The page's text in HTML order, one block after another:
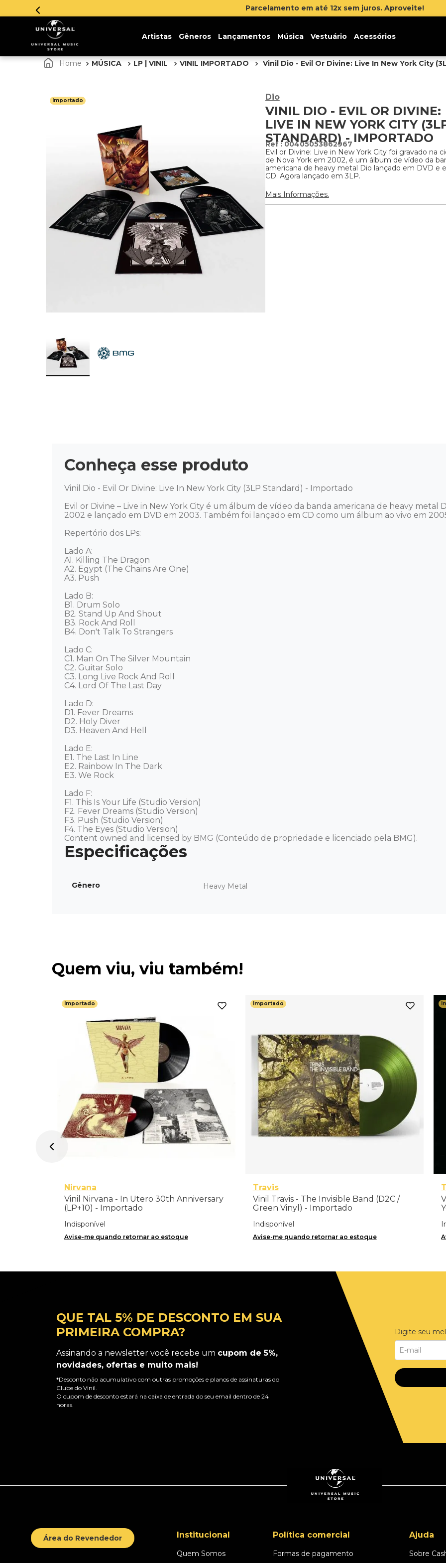
Parcelamento em até 12x sem juros. Aproveite!
Artistas Gêneros Lançamentos Música Vestuário Acessórios
MÚSICA LP | VINIL VINIL IMPORTADO Vinil Dio - Evil Or Divine: Live In New York City
Importado Dio
VINIL DIO - EVIL OR DIVINE:
LIVE IN NEW YORK CITY
STANDARD) - IMPORTADO
:00405053862967
Evil or Divine: Live in New York City foi gravado na
de Nova York em 2002, é um álbum de vídeo da
americana de heavy metal Dio lançado em DVD e
CD. Agora lançado em 3LP.
Mais Informações.
Conheça esse produto
Vinil Dio - Evil Or Divine: Live In New York City (3LP Standard) - Importado
Evil or Divine – Live in New York City é um álbum de vídeo da banda americana de heavy metal
2002 e lançado em DVD em 2003. Também foi lançado em CD como um álbum ao vivo em
Repertório dos LPs:
Lado A:
A1. Killing The Dragon
A2. Egypt (The Chains Are One)
A3. Push
Lado B:
B1. Drum Solo
B2. Stand Up And Shout
B3. Rock And Roll
B4. Don't Talk To Strangers
Lado C:
C1. Man On The Silver Mountain
C2. Guitar Solo
C3. Long Live Rock And Roll
C4. Lord Of The Last Day
Lado D:
D1. Fever Dreams
D2. Holy Diver
D3. Heaven And Hell
Lado E:
E1. The Last In Line
E2. Rainbow In The Dark
E3. We Rock
Lado F:
F1. This Is Your Life (Studio Version)
F2. Fever Dreams (Studio Version)
F3. Push (Studio Version)
F4. The Eyes (Studio Version)
Content owned and licensed by BMG (Conteúdo de propriedade e licenciado pela BMG).
Gênero Heavy Metal
Quem viu, viu também!
Importado
Nirvana
Vinil Nirvana - In Utero 30th Anniversary
(LP+10) - Importado
Indisponível
Avise-me quando retornar ao estoque
Importado
Travis
Vinil Travis - The Invisible Band (D2C /
Green Vinyl) - Importado
Indisponível
Avise-me quando retornar ao estoque
QUE TAL 5% DE DESCONTO EM SUA
PRIMEIRA COMPRA?
Assinando a newsletter você recebe um cupom de 5%,
novidades, ofertas e muito mais!
*Desconto não acumulativo com outras promoções e planos de assinaturas do
Clube do Vinil.
O cupom de desconto estará na caixa de entrada do seu email dentro de 24
horas.
Digite seu
Área do Revendedor Institucional
Quem Somos
Política comercial
Formas de pagamento
Ajuda
Sobre